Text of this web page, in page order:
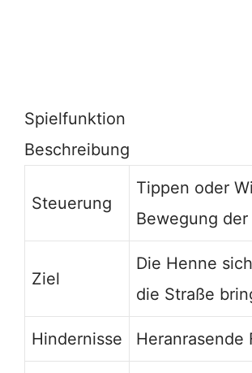
Spielfunktion
Beschreibung
Steuerung
Tippen oder
Bewegung
Ziel
Die Henne
die Straße
Hindernisse Heranrasende